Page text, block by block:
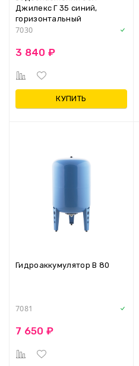
Джилекс Г 35 синий,
горизонтальный
7030
3 840 ₽
КУПИТЬ
Гидроаккумулятор В 80
7081
7 650 ₽